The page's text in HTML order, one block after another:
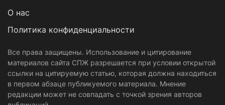
О нас
Политика конфиденциальности
Все права защищены. Использование и цитирование
материалов сайта СПЖ разрешается при условии открытой
ссылки на цитируемую статью, которая должна находиться
в первом абзаце публикуемого материала. Мнение
редакции может не совпадать с точкой зрения авторов